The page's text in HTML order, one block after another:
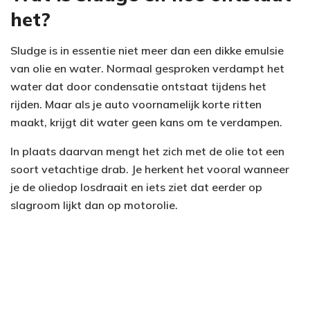
het?
Sludge is in essentie niet meer dan een dikke emulsie
van olie en water. Normaal gesproken verdampt het
water dat door condensatie ontstaat tijdens het
rijden. Maar als je auto voornamelijk korte ritten
maakt, krijgt dit water geen kans om te verdampen.
In plaats daarvan mengt het zich met de olie tot een
soort vetachtige drab. Je herkent het vooral wanneer
je de oliedop losdraait en iets ziet dat eerder op
slagroom lijkt dan op motorolie.